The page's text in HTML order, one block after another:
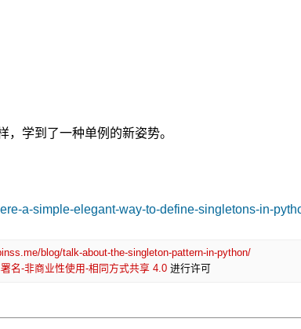
学到了一种单例的新姿势。
a-simple-elegant-way-to-define-singletons-in-
blog/talk-about-the-singleton-pattern-in-python/
名-非商业性使用-相同方式共享 4.0 进行许可